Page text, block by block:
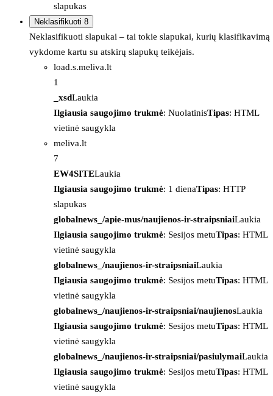
slapukas
Neklasifikuoti 8
Neklasifikuoti slapukai – tai tokie slapukai, kurių klasifikavimą
vykdome kartu su atskirų slapukų teikėjais.
load.s.meliva.lt
1
_xsdLaukia
Ilgiausia saugojimo trukmė: NuolatinisTipas: HTML
vietinė saugykla
meliva.lt
7
EW4SITELaukia
Ilgiausia saugojimo trukmė: 1 dienaTipas: HTTP
slapukas
globalnews_/apie-mus/naujienos-ir-straipsniaiLaukia
Ilgiausia saugojimo trukmė: Sesijos metuTipas: HTML
vietinė saugykla
globalnews_/naujienos-ir-straipsniaiLaukia
Ilgiausia saugojimo trukmė: Sesijos metuTipas: HTML
vietinė saugykla
globalnews_/naujienos-ir-straipsniai/naujienosLaukia
Ilgiausia saugojimo trukmė: Sesijos metuTipas: HTML
vietinė saugykla
globalnews_/naujienos-ir-straipsniai/pasiulymaiLaukia
Ilgiausia saugojimo trukmė: Sesijos metuTipas: HTML
vietinė saugykla